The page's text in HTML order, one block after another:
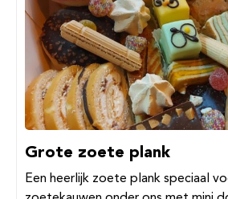
Grote zoete plank
Een heerlijk zoete plank speciaal